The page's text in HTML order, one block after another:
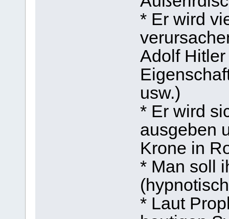
* Er wird
Adolf
usw.)
* Er wird
ausgeben
Krone in
* Man soll
* Laut